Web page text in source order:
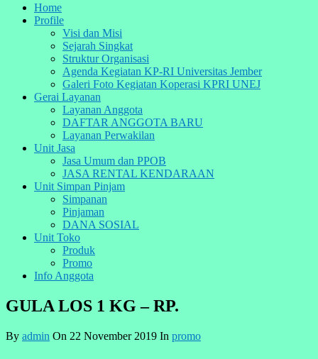
Home
Profile
Visi dan Misi
Sejarah Singkat
Struktur Organisasi
Agenda Kegiatan KP-RI Universitas Jember
Galeri Foto Kegiatan Koperasi KPRI UNEJ
Gerai Layanan
Layanan Anggota
DAFTAR ANGGOTA BARU
Layanan Perwakilan
Unit Jasa
Jasa Umum dan PPOB
JASA RENTAL KENDARAAN
Unit Simpan Pinjam
Simpanan
Pinjaman
DANA SOSIAL
Unit Toko
Produk
Promo
Info Anggota
GULA LOS 1 KG – RP.
By admin On 22 November 2019 In promo